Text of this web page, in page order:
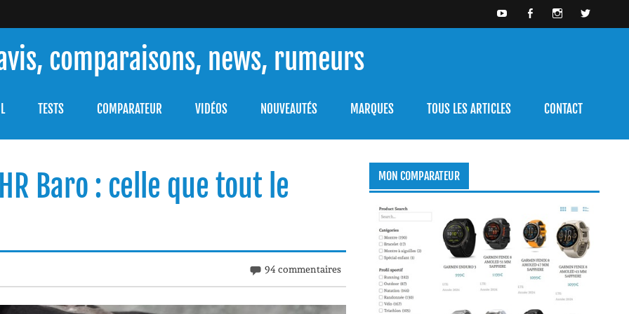
comparaisons, news, rumeurs
TESTS COMPARATEUR VIDÉOS NOUVEAUTÉS MARQUES TOUS LES ARTICLES CONTACT
Baro : celle que tout le
94 commentaires
MON COMPARATEUR